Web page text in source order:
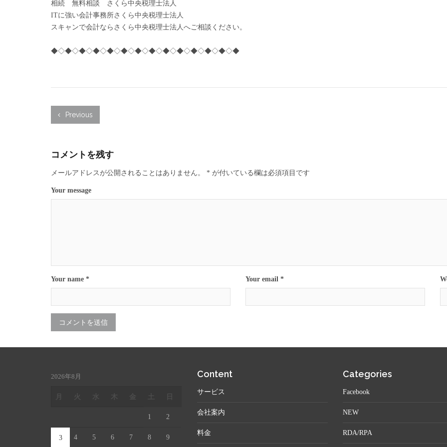
相続 無料相談 さくら中央税理士法人
ITに強い会計事務所さくら中央税理士法人
スキャンで会計ならさくら中央税理士法人へご相談ください。
◆◇◆◇◆◇◆◇◆◇◆◇◆◇◆◇◆◇◆◇◆◇◆◇◆◇◆
Previous
コメントを残す
メールアドレスが公開されることはありません。 * が付いている欄は必須項目です
Your message
Your name * Your email *
2026年8月
1 2
3 4 5 6 7 8 9
Content
サービス
会社案内
料金
Categories
Facebook
NEW
RDA/RPA